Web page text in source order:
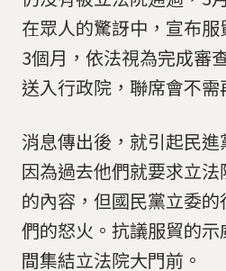
在眾人的驚訝中，宣布
3個月，依法視為完成審
送入行政院，聯席會不需
消息傳出後，就引起民進
因為過去他們就要求立
的內容，但國民黨立委
們的怒火。抗議服貿的
間集結立法院大門前。